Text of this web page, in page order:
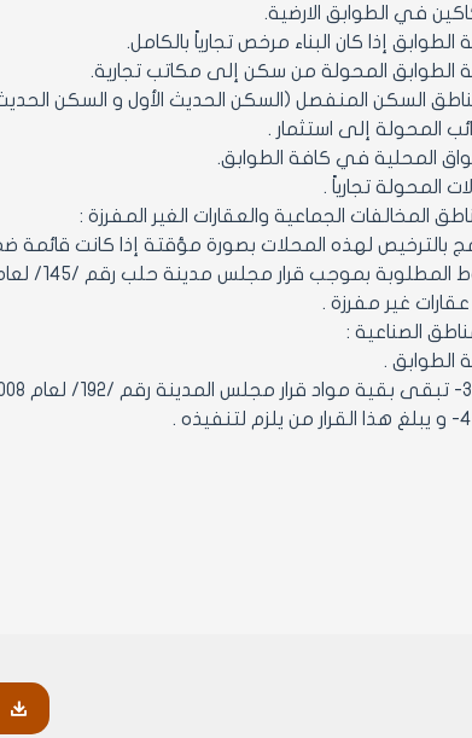
في الطوابق الارضية.
الطوابق إذا كان البناء مرخص تجارياً بالكامل.
الطوابق المحولة من سكن إلى مكاتب تجارية.
السكن المنفصل (السكن الحديث الأول و السكن الحديث
المحولة إلى استثمار .
المحلية في كافة الطوابق.
المحولة تجارياً .
المخالفات الجماعية والعقارات الغير المفرزة :
بالترخيص لهذه المحلات بصورة مؤقتة إذا كانت قائمة
غير مفرزة .
الصناعية :
الطوابق .